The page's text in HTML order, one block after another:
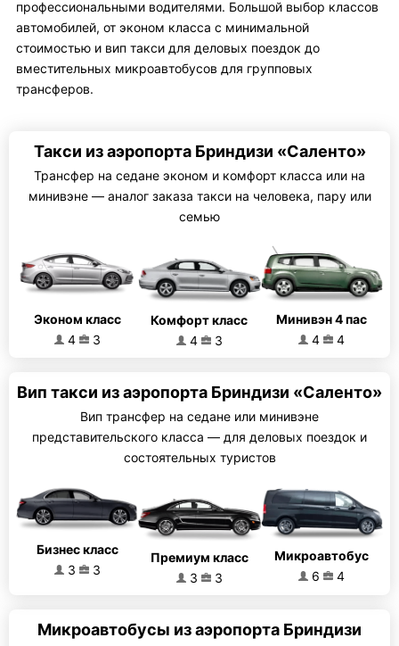
профессиональными водителями. Большой выбор классов
автомобилей, от эконом класса с минимальной
стоимостью и вип такси для деловых поездок до
вместительных микроавтобусов для групповых
трансферов.
Такси из аэропорта Бриндизи «Саленто»
Трансфер на седане эконом и комфорт класса или на
минивэне — аналог заказа такси на человека, пару или
семью
Эконом класс
4
3
Комфорт класс
4
3
Минивэн 4 пас
4
4
Вип такси из аэропорта Бриндизи «Саленто»
Вип трансфер на седане или минивэне
представительского класса — для деловых поездок и
состоятельных туристов
Бизнес класс
3
3
Премиум класс
3
3
Микроавтобус
6
4
Микроавтобусы из аэропорта Бриндизи